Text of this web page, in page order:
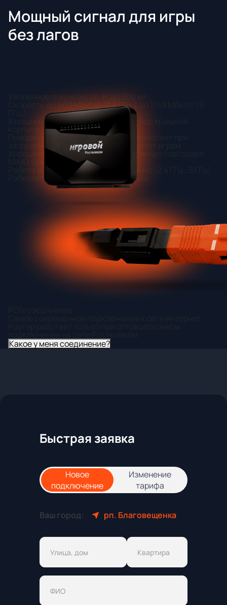
Мощный сигнал для игры
без лагов
Уверенное покрытие Wi-Fi до 300 м²
Скорость до 600 Мбит/с (2.4 ГГц.) до 1733 Мбит/с (5
8 мощных антенн, расположенных под крышкой
Приоритизация популярных игр, позволяет при
загрузке вашей сети отдать приоритет играм
Хорошее покрытие и стабильный сигнал благодаря
MIMO 4x4 в 2 диапазонах
Работа в 2 диапазонах одновременно (2.4 ГГц., 5 ГГц)
Работает только на PON соединении
Какое у меня соединение?
Быстрая заявка
Новое
подключение
Изменение
тарифа
Ваш город: рп. Благовещенка